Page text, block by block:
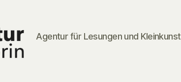
Agentur für Lesungen und Kleinkunst